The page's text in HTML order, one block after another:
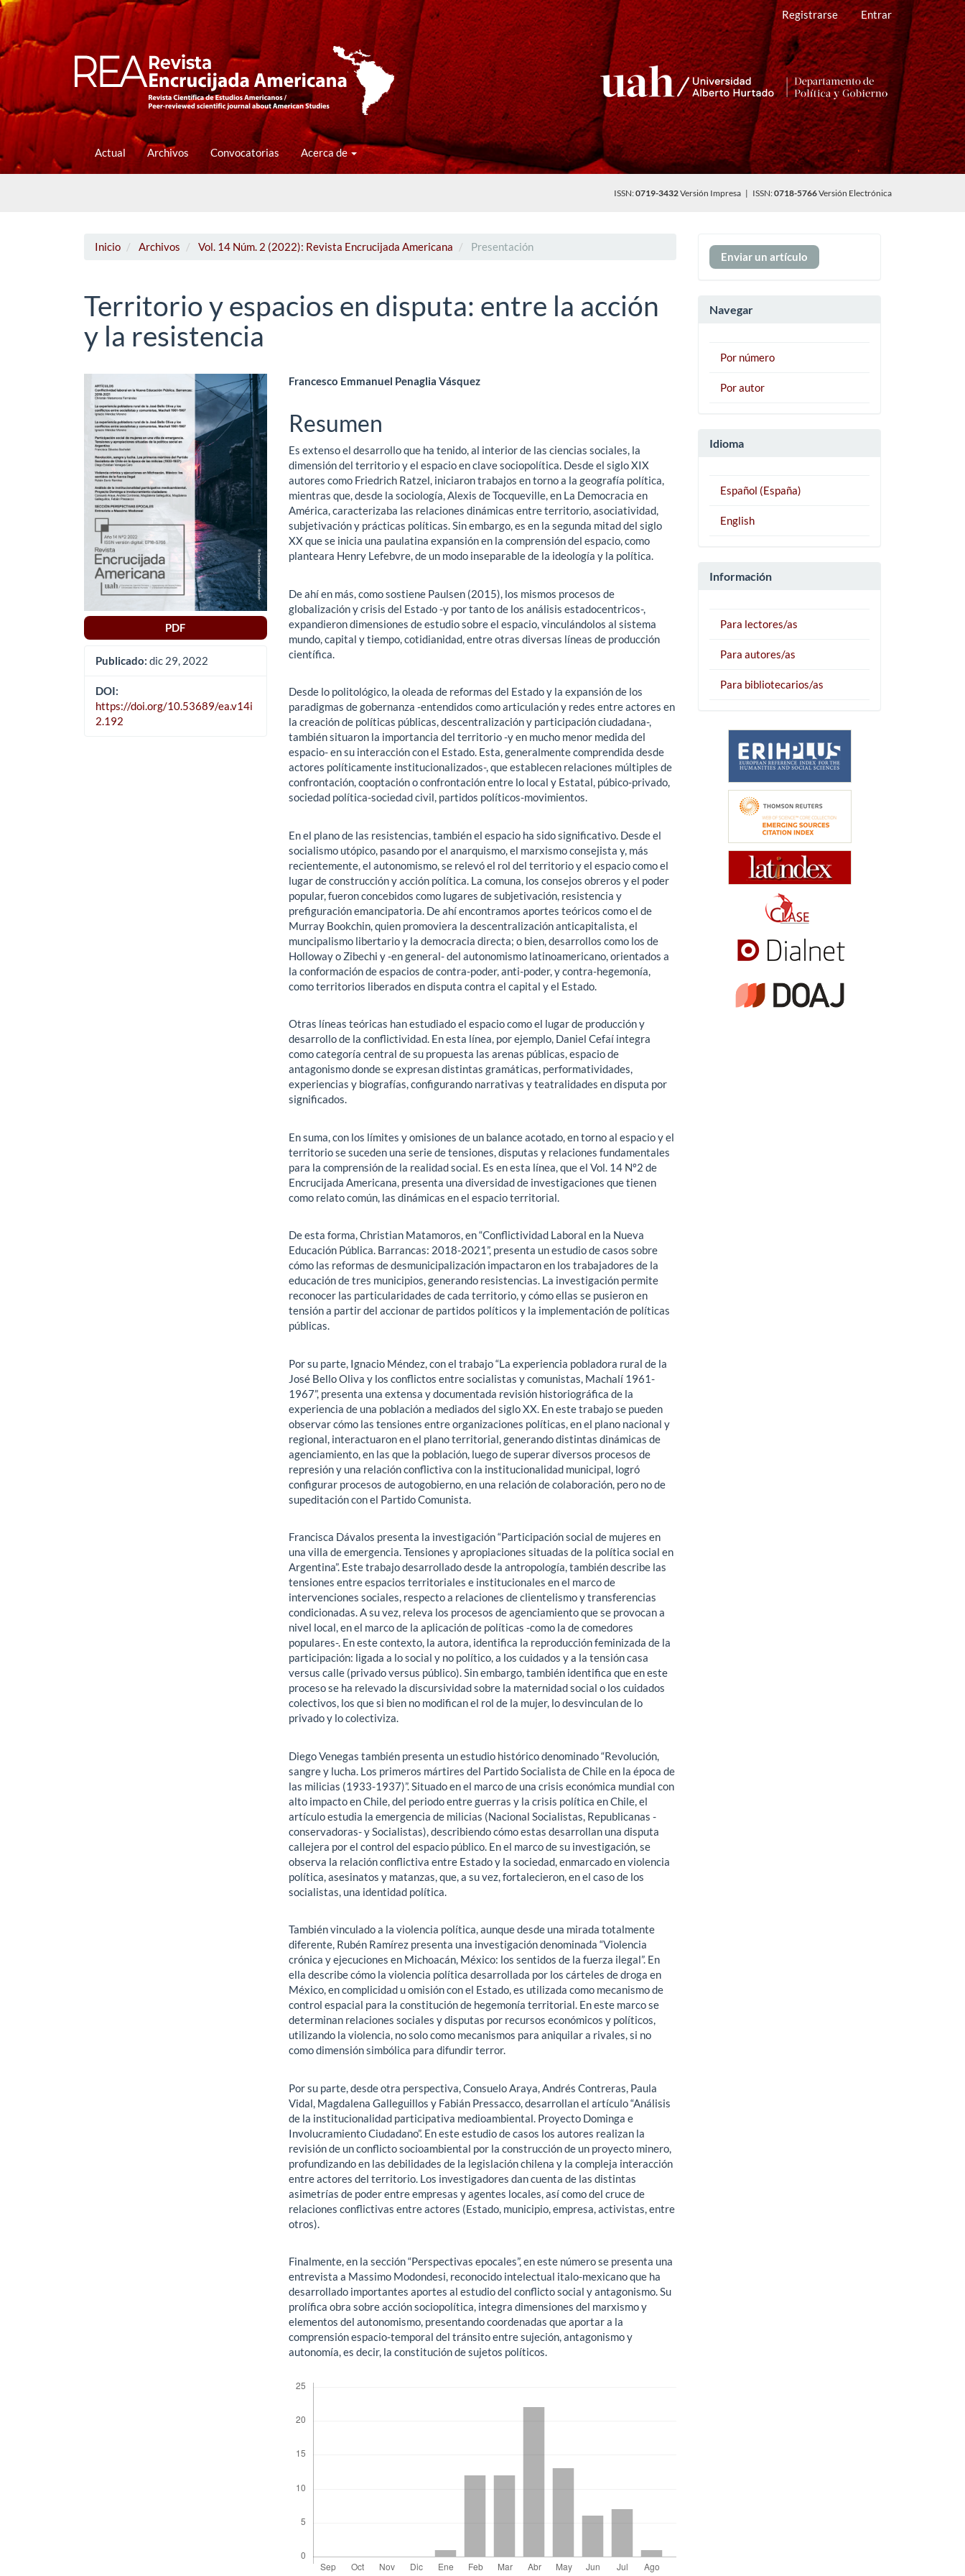
Navegación
Contenido
principal
Barra
Registrarse Entrar
Actual Archivos Convocatorias Acerca de
ISSN:0719-3432Versión Impresa | ISSN:0718-5766Versión Electrónica
Inicio Archivos Vol. 14 Núm. 2 (2022): Revista Encrucijada Americana Presentación
Territorio y espacios en disputa: entre la acción
y la resistencia
Barra
lateral
del
artículo
PDF
Publicado: dic 29, 2022
DOI:
https://doi.org/10.53689/ea.v14i
2.192
Contenido
principal
del
artículo
Francesco Emmanuel Penaglia Vásquez
Resumen
Es extenso el desarrollo que ha tenido, al interior de las ciencias sociales, la
dimensión del territorio y el espacio en clave sociopolítica. Desde el siglo XIX
autores como Friedrich Ratzel, iniciaron trabajos en torno a la geografía política,
mientras que, desde la sociología, Alexis de Tocqueville, en La Democracia en
América, caracterizaba las relaciones dinámicas entre territorio, asociatividad,
subjetivación y prácticas políticas. Sin embargo, es en la segunda mitad del siglo
XX que se inicia una paulatina expansión en la comprensión del espacio, como
planteara Henry Lefebvre, de un modo inseparable de la ideología y la política.
De ahí en más, como sostiene Paulsen (2015), los mismos procesos de
globalización y crisis del Estado -y por tanto de los análisis estadocentricos-,
expandieron dimensiones de estudio sobre el espacio, vinculándolos al sistema
mundo, capital y tiempo, cotidianidad, entre otras diversas líneas de producción
científica.
Desde lo politológico, la oleada de reformas del Estado y la expansión de los
paradigmas de gobernanza -entendidos como articulación y redes entre actores en
la creación de políticas públicas, descentralización y participación ciudadana-,
también situaron la importancia del territorio -y en mucho menor medida del
espacio- en su interacción con el Estado. Esta, generalmente comprendida desde
actores políticamente institucionalizados-, que establecen relaciones múltiples de
confrontación, cooptación o confrontación entre lo local y Estatal, púbico-privado,
sociedad política-sociedad civil, partidos políticos-movimientos.
En el plano de las resistencias, también el espacio ha sido significativo. Desde el
socialismo utópico, pasando por el anarquismo, el marxismo consejista y, más
recientemente, el autonomismo, se relevó el rol del territorio y el espacio como el
lugar de construcción y acción política. La comuna, los consejos obreros y el poder
popular, fueron concebidos como lugares de subjetivación, resistencia y
prefiguración emancipatoria. De ahí encontramos aportes teóricos como el de
Murray Bookchin, quien promoviera la descentralización anticapitalista, el
muncipalismo libertario y la democracia directa; o bien, desarrollos como los de
Holloway o Zibechi y -en general- del autonomismo latinoamericano, orientados a
la conformación de espacios de contra-poder, anti-poder, y contra-hegemonía,
como territorios liberados en disputa contra el capital y el Estado.
Otras líneas teóricas han estudiado el espacio como el lugar de producción y
desarrollo de la conflictividad. En esta línea, por ejemplo, Daniel Cefaí integra
como categoría central de su propuesta las arenas públicas, espacio de
antagonismo donde se expresan distintas gramáticas, performatividades,
experiencias y biografías, configurando narrativas y teatralidades en disputa por
significados.
En suma, con los límites y omisiones de un balance acotado, en torno al espacio y el
territorio se suceden una serie de tensiones, disputas y relaciones fundamentales
para la comprensión de la realidad social. Es en esta línea, que el Vol. 14 Nº2 de
Encrucijada Americana, presenta una diversidad de investigaciones que tienen
como relato común, las dinámicas en el espacio territorial.
De esta forma, Christian Matamoros, en “Conflictividad Laboral en la Nueva
Educación Pública. Barrancas: 2018-2021”, presenta un estudio de casos sobre
cómo las reformas de desmunicipalización impactaron en los trabajadores de la
educación de tres municipios, generando resistencias. La investigación permite
reconocer las particularidades de cada territorio, y cómo ellas se pusieron en
tensión a partir del accionar de partidos políticos y la implementación de políticas
públicas.
Por su parte, Ignacio Méndez, con el trabajo “La experiencia pobladora rural de la
José Bello Oliva y los conflictos entre socialistas y comunistas, Machalí 1961-
1967”, presenta una extensa y documentada revisión historiográfica de la
experiencia de una población a mediados del siglo XX. En este trabajo se pueden
observar cómo las tensiones entre organizaciones políticas, en el plano nacional y
regional, interactuaron en el plano territorial, generando distintas dinámicas de
agenciamiento, en las que la población, luego de superar diversos procesos de
represión y una relación conflictiva con la institucionalidad municipal, logró
configurar procesos de autogobierno, en una relación de colaboración, pero no de
supeditación con el Partido Comunista.
Francisca Dávalos presenta la investigación “Participación social de mujeres en
una villa de emergencia. Tensiones y apropiaciones situadas de la política social en
Argentina”. Este trabajo desarrollado desde la antropología, también describe las
tensiones entre espacios territoriales e institucionales en el marco de
intervenciones sociales, respecto a relaciones de clientelismo y transferencias
condicionadas. A su vez, releva los procesos de agenciamiento que se provocan a
nivel local, en el marco de la aplicación de políticas -como la de comedores
populares-. En este contexto, la autora, identifica la reproducción feminizada de la
participación: ligada a lo social y no político, a los cuidados y a la tensión casa
versus calle (privado versus público). Sin embargo, también identifica que en este
proceso se ha relevado la discursividad sobre la maternidad social o los cuidados
colectivos, los que si bien no modifican el rol de la mujer, lo desvinculan de lo
privado y lo colectiviza.
Diego Venegas también presenta un estudio histórico denominado “Revolución,
sangre y lucha. Los primeros mártires del Partido Socialista de Chile en la época de
las milicias (1933-1937)”. Situado en el marco de una crisis económica mundial con
alto impacto en Chile, del periodo entre guerras y la crisis política en Chile, el
artículo estudia la emergencia de milicias (Nacional Socialistas, Republicanas -
conservadoras- y Socialistas), describiendo cómo estas desarrollan una disputa
callejera por el control del espacio público. En el marco de su investigación, se
observa la relación conflictiva entre Estado y la sociedad, enmarcado en violencia
política, asesinatos y matanzas, que, a su vez, fortalecieron, en el caso de los
socialistas, una identidad política.
También vinculado a la violencia política, aunque desde una mirada totalmente
diferente, Rubén Ramírez presenta una investigación denominada “Violencia
crónica y ejecuciones en Michoacán, México: los sentidos de la fuerza ilegal”. En
ella describe cómo la violencia política desarrollada por los cárteles de droga en
México, en complicidad u omisión con el Estado, es utilizada como mecanismo de
control espacial para la constitución de hegemonía territorial. En este marco se
determinan relaciones sociales y disputas por recursos económicos y políticos,
utilizando la violencia, no solo como mecanismos para aniquilar a rivales, si no
como dimensión simbólica para difundir terror.
Por su parte, desde otra perspectiva, Consuelo Araya, Andrés Contreras, Paula
Vidal, Magdalena Galleguillos y Fabián Pressacco, desarrollan el artículo “Análisis
de la institucionalidad participativa medioambiental. Proyecto Dominga e
Involucramiento Ciudadano”. En este estudio de casos los autores realizan la
revisión de un conflicto socioambiental por la construcción de un proyecto minero,
profundizando en las debilidades de la legislación chilena y la compleja interacción
entre actores del territorio. Los investigadores dan cuenta de las distintas
asimetrías de poder entre empresas y agentes locales, así como del cruce de
relaciones conflictivas entre actores (Estado, municipio, empresa, activistas, entre
otros).
Finalmente, en la sección “Perspectivas epocales”, en este número se presenta una
entrevista a Massimo Modondesi, reconocido intelectual italo-mexicano que ha
desarrollado importantes aportes al estudio del conflicto social y antagonismo. Su
prolífica obra sobre acción sociopolítica, integra dimensiones del marxismo y
elementos del autonomismo, presentando coordenadas que aportar a la
comprensión espacio-temporal del tránsito entre sujeción, antagonismo y
autonomía, es decir, la constitución de sujetos políticos.
Enviar
un
Enviar un artículo
Navegar
Por número
Por autor
Idioma
Español (España)
English
Información
Para lectores/as
Para autores/as
Para bibliotecarios/as